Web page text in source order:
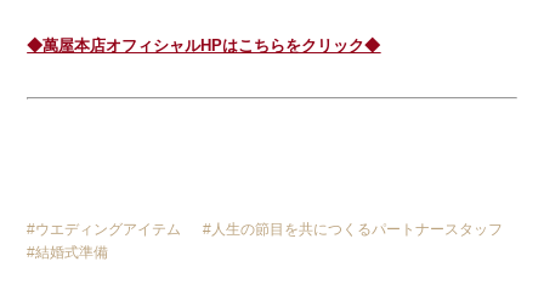
◆萬屋本店オフィシャルHPはこちらをクリック◆
ウエディングアイテム
人生の節目を共につくるパートナースタッフ
結婚式準備